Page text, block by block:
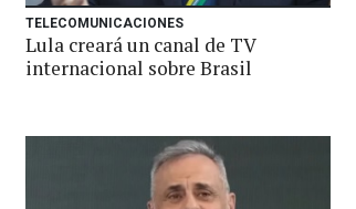
TELECOMUNICACIONES
Lula creará un canal de TV
internacional sobre Brasil